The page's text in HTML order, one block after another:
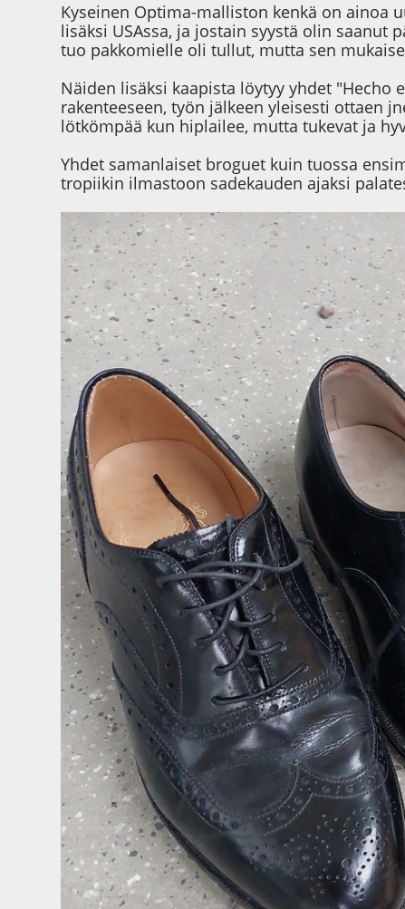
Kyseinen Optima-malliston kenkä on ainoa
lisäksi USAssa, ja jostain syystä olin saanut
tuo pakkomielle oli tullut, mutta sen
Näiden lisäksi kaapista löytyy yhdet "Hecho
rakenteeseen, työn jälkeen yleisesti ottaen
lötkömpää kun hiplailee, mutta tukevat ja
Yhdet samanlaiset broguet kuin tuossa
tropiikin ilmastoon sadekauden ajaksi